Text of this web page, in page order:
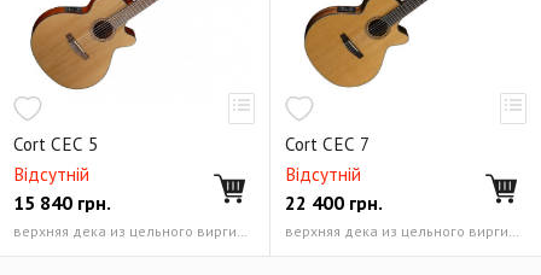
Cort CЕС 5
Відсутній
15 840 грн.
верхняя дека из цельного виргинского можжевельника, нижняя дека и обечайка из красного дерева; черная окантовка верхней деки; «венецианский» вырез в корпусе красное дерево; С-образный профиль; крепление к корпусу «ласточкин хвост»
Cort CЕС 7
Відсутній
22 400 грн.
верхняя дека из цельного виргинского можжевельника, нижняя дека и обечайка из красного дерева; черная окантовка верхней деки; «венецианский» вырез в корпусе красное дерево; С-образный профиль; крепление к корпусу «ласточкин хвост»